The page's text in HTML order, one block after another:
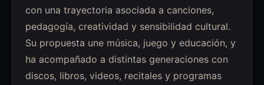
con una trayectoria asociada a canciones,
pedagogía, creatividad y sensibilidad cultural.
Su propuesta une música, juego y educación, y
ha acompañado a distintas generaciones con
discos, libros, videos, recitales y programas